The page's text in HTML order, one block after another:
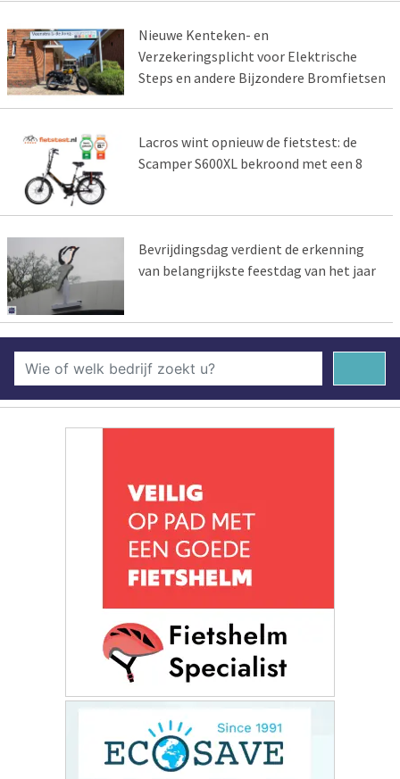
Nieuwe Kenteken- en
Verzekeringsplicht voor Elektrische
Steps en andere Bijzondere Bromfietsen
Lacros wint opnieuw de fietstest: de
Scamper S600XL bekroond met een 8
Bevrijdingsdag verdient de erkenning
van belangrijkste feestdag van het jaar